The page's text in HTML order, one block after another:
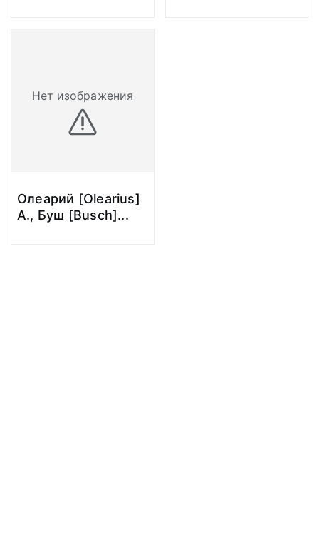
Нет изображения
Олеарий [Olearius]
А., Буш [Busch]...